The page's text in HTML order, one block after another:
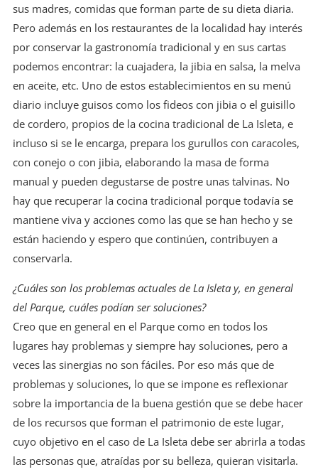
sus madres, comidas que forman parte de su dieta diaria.
Pero además en los restaurantes de la localidad hay interés
por conservar la gastronomía tradicional y en sus cartas
podemos encontrar: la cuajadera, la jibia en salsa, la melva
en aceite, etc. Uno de estos establecimientos en su menú
diario incluye guisos como los fideos con jibia o el guisillo
de cordero, propios de la cocina tradicional de La Isleta, e
incluso si se le encarga, prepara los gurullos con caracoles,
con conejo o con jibia, elaborando la masa de forma
manual y pueden degustarse de postre unas talvinas. No
hay que recuperar la cocina tradicional porque todavía se
mantiene viva y acciones como las que se han hecho y se
están haciendo y espero que continúen, contribuyen a
conservarla.
¿Cuáles son los problemas actuales de La Isleta y, en general
del Parque, cuáles podían ser soluciones?
Creo que en general en el Parque como en todos los
lugares hay problemas y siempre hay soluciones, pero a
veces las sinergias no son fáciles. Por eso más que de
problemas y soluciones, lo que se impone es reflexionar
sobre la importancia de la buena gestión que se debe hacer
de los recursos que forman el patrimonio de este lugar,
cuyo objetivo en el caso de La Isleta debe ser abrirla a todas
las personas que, atraídas por su belleza, quieran visitarla.